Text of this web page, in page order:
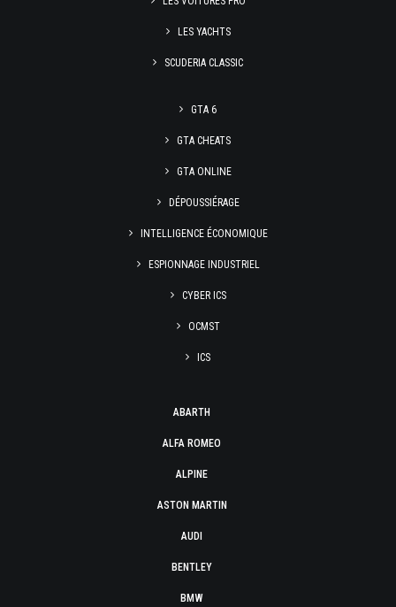
LES YACHTS
SCUDERIA CLASSIC
GTA 6
GTA CHEATS
GTA ONLINE
DÉPOUSSIÉRAGE
INTELLIGENCE ÉCONOMIQUE
ESPIONNAGE INDUSTRIEL
CYBER ICS
OCMST
ICS
ABARTH
ALFA ROMEO
ALPINE
ASTON MARTIN
AUDI
BENTLEY
BMW